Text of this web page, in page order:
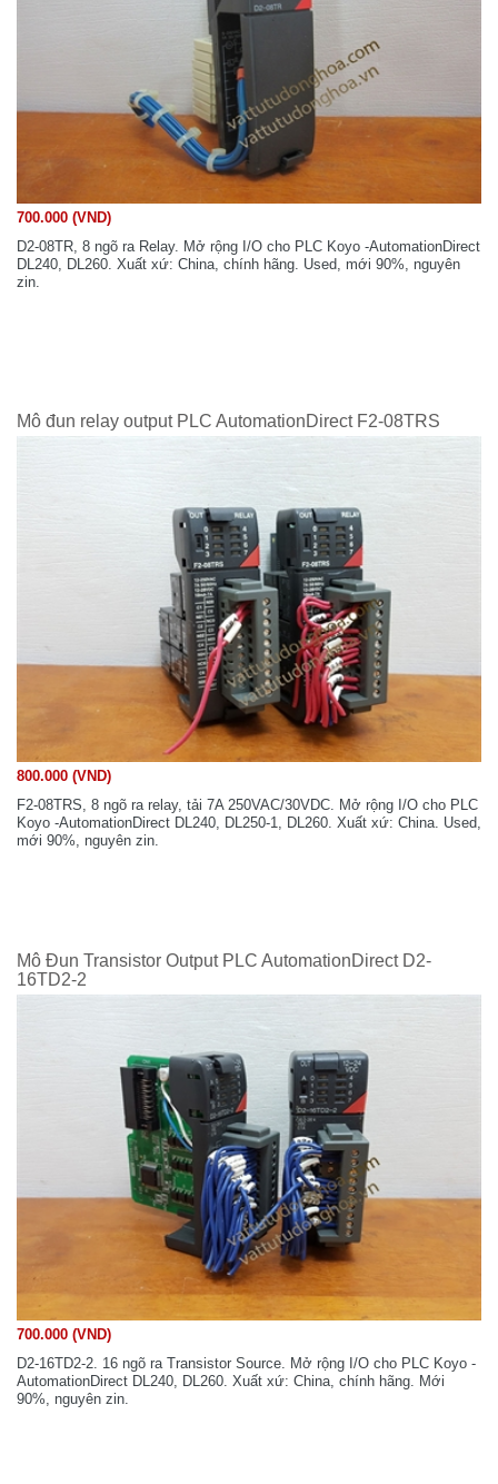
700.000 (VND)
D2-08TR, 8 ngõ ra Relay. Mở rộng I/O cho PLC Koyo -AutomationDirect
DL240, DL260. Xuất xứ: China, chính hãng. Used, mới 90%, nguyên
zin.
Mô đun relay output PLC AutomationDirect F2-08TRS
800.000 (VND)
F2-08TRS, 8 ngõ ra relay, tải 7A 250VAC/30VDC. Mở rộng I/O cho PLC
Koyo -AutomationDirect DL240, DL250-1, DL260. Xuất xứ: China. Used,
mới 90%, nguyên zin.
Mô Đun Transistor Output PLC AutomationDirect D2-
16TD2-2
700.000 (VND)
D2-16TD2-2. 16 ngõ ra Transistor Source. Mở rộng I/O cho PLC Koyo -
AutomationDirect DL240, DL260. Xuất xứ: China, chính hãng. Mới
90%, nguyên zin.